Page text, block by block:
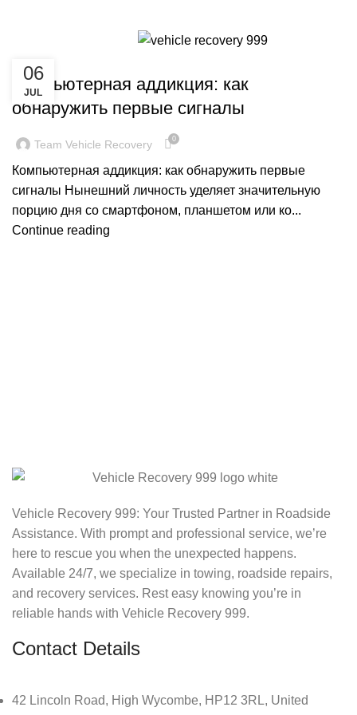
06
JUL
Компьютерная аддикция: как
обнаружить первые сигналы
Team Vehicle Recovery 0
Компьютерная аддикция: как обнаружить первые
сигналы Нынешний личность уделяет значительную
порцию дня со смартфоном, планшетом или ко...
Continue reading
Vehicle Recovery 999: Your Trusted Partner in Roadside
Assistance. With prompt and professional service, we’re
here to rescue you when the unexpected happens.
Available 24/7, we specialize in towing, roadside repairs,
and recovery services. Rest easy knowing you’re in
reliable hands with Vehicle Recovery 999.
Contact Details
42 Lincoln Road, High Wycombe, HP12 3RL, United